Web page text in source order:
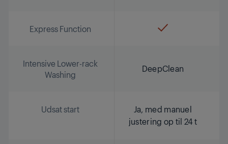
Express Function
Intensive Lower-rack
Washing
DeepClean
Udsat start
Ja, med manuel
justering op til 24 t